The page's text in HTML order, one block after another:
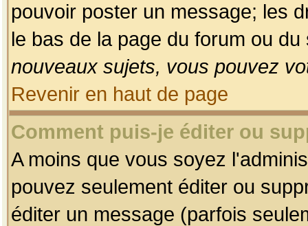
pouvoir poster un message; les
le bas de la page du forum ou
nouveaux sujets, vous pouvez
Revenir en haut de page
Comment puis-je éditer ou
A moins que vous soyez
pouvez seulement éditer ou
éditer un message (parfois